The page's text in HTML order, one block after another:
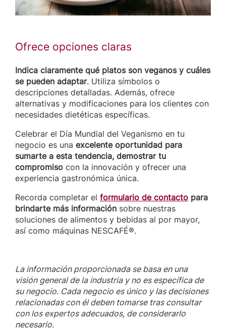
Ofrece opciones claras
Indica claramente qué platos son veganos y cuáles
se pueden adaptar. Utiliza símbolos o
descripciones detalladas. Además, ofrece
alternativas y modificaciones para los clientes con
necesidades dietéticas específicas.
Celebrar el Día Mundial del Veganismo en tu
negocio es una excelente oportunidad para
sumarte a esta tendencia, demostrar tu
compromiso con la innovación y ofrecer una
experiencia gastronómica única.
Recorda completar el formulario de contacto para
brindarte más información sobre nuestras
soluciones de alimentos y bebidas al por mayor,
así como máquinas NESCAFÉ®.
La información proporcionada se basa en una
visión general de la industria y no es específica de
su negocio. Cada negocio es único y las decisiones
relacionadas con él deben tomarse tras consultar
con los expertos adecuados, de considerarlo
necesario.